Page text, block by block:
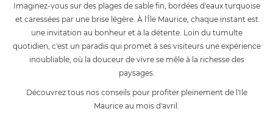
Imaginez-vous sur des plages de sable fin, bordées d'eaux turquoise
et caressées par une brise légère. À l'Île Maurice, chaque instant est
une invitation au bonheur et à la détente. Loin du tumulte
quotidien, c'est un paradis qui promet à ses visiteurs une expérience
inoubliable, où la douceur de vivre se mêle à la richesse des
paysages.
Découvrez tous nos conseils pour profiter pleinement de l'Ile
Maurice au mois d'avril.